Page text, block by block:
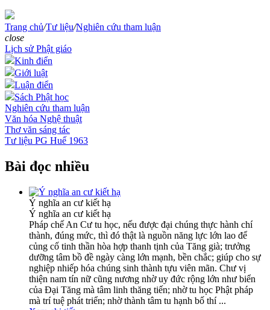
Trang chủ/Tư liệu/Nghiên cứu tham luận
close
Lịch sử Phật giáo
Kinh điển
Giới luật
Luận điển
Sách Phật học
Nghiên cứu tham luận
Văn hóa Nghệ thuật
Thơ văn sáng tác
Tư liệu PG Huế 1963
Bài đọc nhiều
Ý nghĩa an cư kiết hạ
Ý nghĩa an cư kiết hạ
Pháp chế An Cư tu học, nếu được đại chúng thực hành chí
thành, đúng mức, thì đó thật là nguồn năng lực lớn lao để
củng cố tinh thần hòa hợp thanh tịnh của Tăng già; trưởng
dưỡng tâm bồ đề ngày càng lớn mạnh, bền chắc; giúp cho sự
nghiệp nhiếp hóa chúng sinh thành tựu viên mãn. Chư vị
thiện nam tín nữ cũng nương nhờ uy đức rộng lớn như biển
của Đại Tăng mà tâm linh thăng tiến; nhờ tu học Phật pháp
mà trí tuệ phát triển; nhờ thành tâm tu hạnh bố thí ...